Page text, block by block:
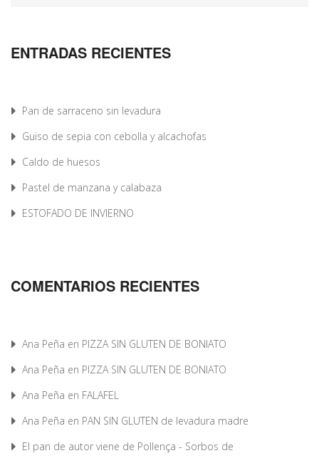
ENTRADAS RECIENTES
Pan de sarraceno sin levadura
Guiso de sepia con cebolla y alcachofas
Caldo de huesos
Pastel de manzana y calabaza
ESTOFADO DE INVIERNO
COMENTARIOS RECIENTES
Ana Peña en PIZZA SIN GLUTEN DE BONIATO
Ana Peña en PIZZA SIN GLUTEN DE BONIATO
Ana Peña en FALAFEL
Ana Peña en PAN SIN GLUTEN de levadura madre
El pan de autor viene de Pollença - Sorbos de